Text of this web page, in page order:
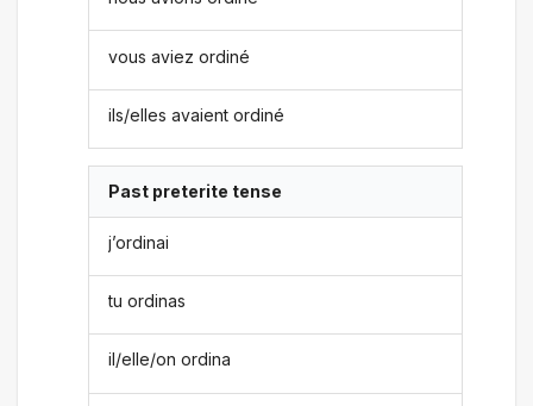
vous aviez ordiné
ils/elles avaient ordiné
Past preterite tense
j’ordinai
tu ordinas
il/elle/on ordina